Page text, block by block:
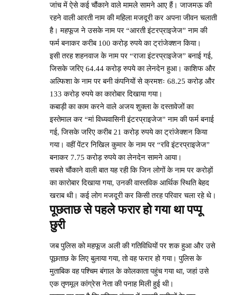
जांच में ऐसे कई चौंकाने वाले मामले सामने आए हैं। जाजमऊ की
रहने वाली आरती नाम की महिला मजदूरी कर अपना जीवन चलाती
है। महफूज ने उसके नाम पर “आरती इंटरप्राइजेज” नाम की
फर्म बनाकर करीब 100 करोड़ रुपये का ट्रांजेक्शन किया।
इसी तरह शहनवाज के नाम पर “राजा इंटरप्राइजेज” बनाई गई,
जिसके जरिए 64.44 करोड़ रुपये का लेनदेन हुआ। काशिफ और
अल्फिशा के नाम पर बनी कंपनियों से क्रमशः 68.25 करोड़ और
133 करोड़ रुपये का कारोबार दिखाया गया।
कबाड़ी का काम करने वाले अजय शुक्ला के दस्तावेजों का
इस्तेमाल कर “मां विध्यवासिनी इंटरप्राइजेज” नाम की फर्म बनाई
गई, जिसके जरिए करीब 21 करोड़ रुपये का ट्रांजेक्शन किया
गया। वहीं पेंटर निखिल कुमार के नाम पर “रवि इंटरप्राइजेज”
बनाकर 7.75 करोड़ रुपये का लेनदेन सामने आया।
सबसे चौंकाने वाली बात यह रही कि जिन लोगों के नाम पर करोड़ों
का कारोबार दिखाया गया, उनकी वास्तविक आर्थिक स्थिति बेहद
खराब थी। कई लोग मजदूरी कर किसी तरह परिवार चला रहे थे।
पूछताछ से पहले फरार हो गया था पप्पू
छुरी
जब पुलिस को महफूज अली की गतिविधियों पर शक हुआ और उसे
पूछताछ के लिए बुलाया गया, तो वह फरार हो गया। पुलिस के
मुताबिक वह पश्चिम बंगाल के कोलकाता पहुंच गया था, जहां उसे
एक तृणमूल कांग्रेस नेता की पनाह मिली हुई थी।